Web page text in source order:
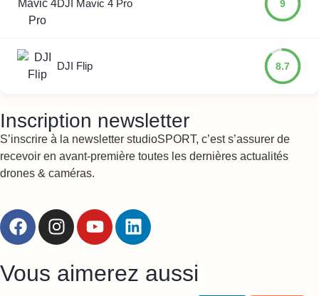
DJI Mavic 4 Pro 9
DJI Flip 8.7
Inscription newsletter
S’inscrire à la newsletter studioSPORT, c’est s’assurer de
recevoir en avant-première toutes les dernières actualités
drones & caméras.
Vous aimerez aussi